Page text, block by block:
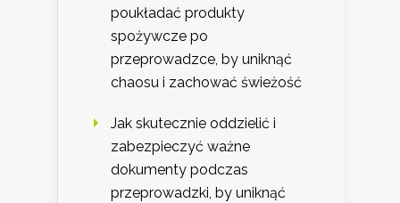
poukładać produkty
spożywcze po
przeprowadzce, by uniknąć
chaosu i zachować świeżość
Jak skutecznie oddzielić i
zabezpieczyć ważne
dokumenty podczas
przeprowadzki, by uniknąć